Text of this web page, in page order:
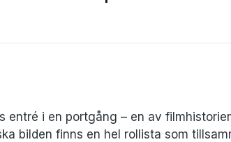
entré i en portgång – en av
bilden finns en hel rollista som